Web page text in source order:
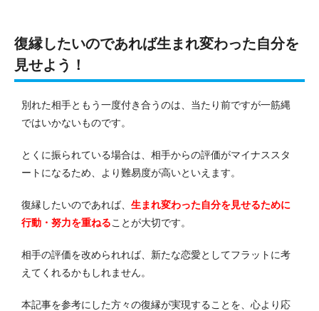
復縁したいのであれば生まれ変わった自分を
見せよう！
別れた相手ともう一度付き合うのは、当たり前ですが一筋縄
ではいかないものです。
とくに振られている場合は、相手からの評価がマイナススタ
ートになるため、より難易度が高いといえます。
復縁したいのであれば、 生まれ変わった自分を見せるために
行動・努力を重ねることが大切です。
相手の評価を改められれば、新たな恋愛としてフラットに考
えてくれるかもしれません。
本記事を参考にした方々の復縁が実現することを、心より応